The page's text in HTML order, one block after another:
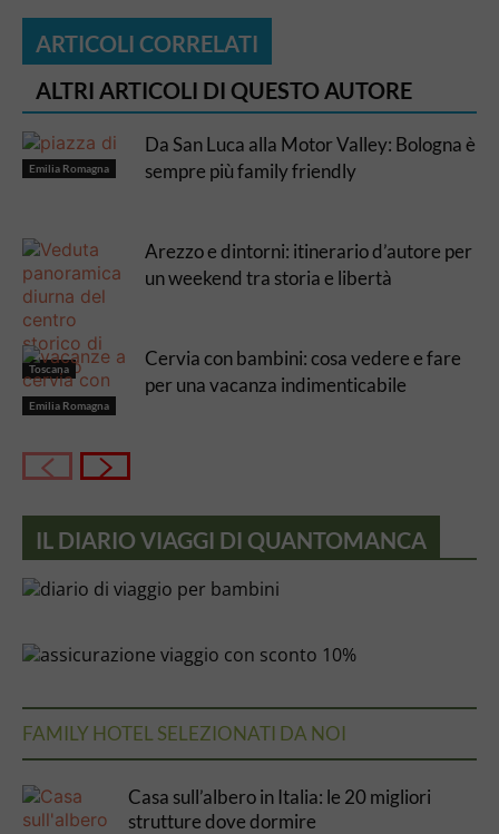
ARTICOLI CORRELATI
ALTRI ARTICOLI DI QUESTO AUTORE
Emilia Romagna
Da San Luca alla Motor Valley: Bologna è
sempre più family friendly
Toscana
Arezzo e dintorni: itinerario d’autore per
un weekend tra storia e libertà
Emilia Romagna
Cervia con bambini: cosa vedere e fare
per una vacanza indimenticabile
IL DIARIO VIAGGI DI QUANTOMANCA
FAMILY HOTEL SELEZIONATI DA NOI
Casa sull’albero in Italia: le 20 migliori
strutture dove dormire